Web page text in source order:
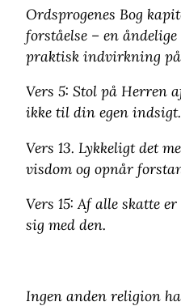
Ordsprogenes Bog
forståelse – en
praktisk indvirkning
Vers 5: Stol på Herren
ikke til din egen indsigt.
Vers 13. Lykkeligt det
visdom og opnår
Vers 15: Af alle skatte
sig med den.
Ingen anden religion